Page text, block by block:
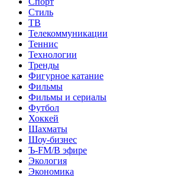
Стиль
ТВ
Телекоммуникации
Теннис
Технологии
Тренды
Фигурное катание
Фильмы
Фильмы и сериалы
Футбол
Хоккей
Шахматы
Шоу-бизнес
Ъ-FM/В эфире
Экология
Экономика